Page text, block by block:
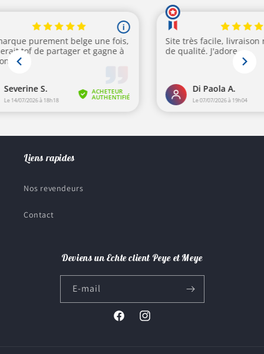
Liens rapides
Nos revendeurs
Contact
Deviens un Echte client Peye et Meye
E-mail
FacebookInstagram